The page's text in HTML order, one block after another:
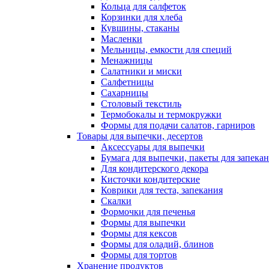
Кольца для салфеток
Корзинки для хлеба
Кувшины, стаканы
Масленки
Мельницы, емкости для специй
Менажницы
Салатники и миски
Салфетницы
Сахарницы
Столовый текстиль
Термобокалы и термокружки
Формы для подачи салатов, гарниров
Товары для выпечки, десертов
Аксессуары для выпечки
Бумага для выпечки, пакеты для
Для кондитерского декора
Кисточки кондитерские
Коврики для теста, запекания
Скалки
Формочки для печенья
Формы для выпечки
Формы для кексов
Формы для оладий, блинов
Формы для тортов
Хранение продуктов